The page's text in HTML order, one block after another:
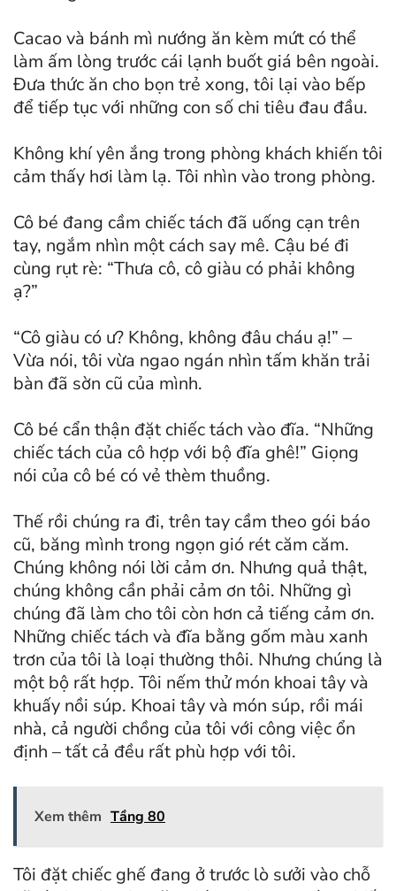
Cacao và bánh mì nướng ăn kèm mứt có thể
làm ấm lòng trước cái lạnh buốt giá bên ngoài.
Đưa thức ăn cho bọn trẻ xong, tôi lại vào bếp
để tiếp tục với những con số chi tiêu đau đầu.
Không khí yên ắng trong phòng khách khiến tôi
cảm thấy hơi làm lạ. Tôi nhìn vào trong phòng.
Cô bé đang cầm chiếc tách đã uống cạn trên
tay, ngắm nhìn một cách say mê. Cậu bé đi
cùng rụt rè: “Thưa cô, cô giàu có phải không
ạ?”
“Cô giàu có ư? Không, không đâu cháu ạ!” –
Vừa nói, tôi vừa ngao ngán nhìn tấm khăn trải
bàn đã sờn cũ của mình.
Cô bé cẩn thận đặt chiếc tách vào đĩa. “Những
chiếc tách của cô hợp với bộ đĩa ghê!” Giọng
nói của cô bé có vẻ thèm thuồng.
Thế rồi chúng ra đi, trên tay cầm theo gói báo
cũ, băng mình trong ngọn gió rét căm căm.
Chúng không nói lời cảm ơn. Nhưng quả thật,
chúng không cần phải cảm ơn tôi. Những gì
chúng đã làm cho tôi còn hơn cả tiếng cảm ơn.
Những chiếc tách và đĩa bằng gốm màu xanh
trơn của tôi là loại thường thôi. Nhưng chúng là
một bộ rất hợp. Tôi nếm thử món khoai tây và
khuấy nồi súp. Khoai tây và món súp, rồi mái
nhà, cả người chồng của tôi với công việc ổn
định – tất cả đều rất phù hợp với tôi.
Xem thêm Tầng 80
Tôi đặt chiếc ghế đang ở trước lò sưởi vào chỗ